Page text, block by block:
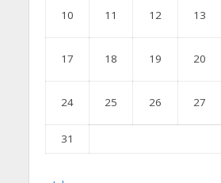
10 11 12 13
17 18 19 20
24 25 26 27
31